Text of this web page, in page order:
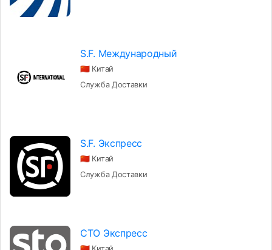
S.F. Международный
🇨🇳 Китай
Служба Доставки
S.F. Экспресс
🇨🇳 Китай
Служба Доставки
СТО Экспресс